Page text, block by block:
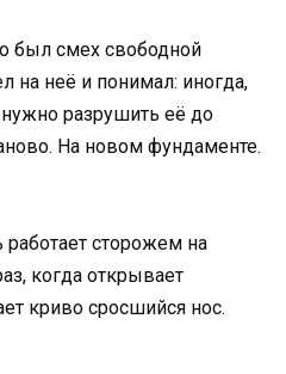
был смех свободной
на неё и понимал: иногда,
разрушить её до
На новом фундаменте.
работает сторожем на
когда открывает
криво сросшийся нос.